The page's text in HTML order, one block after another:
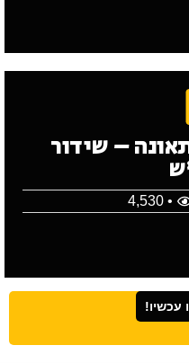
– שידור
• 4,530
עכשיו!